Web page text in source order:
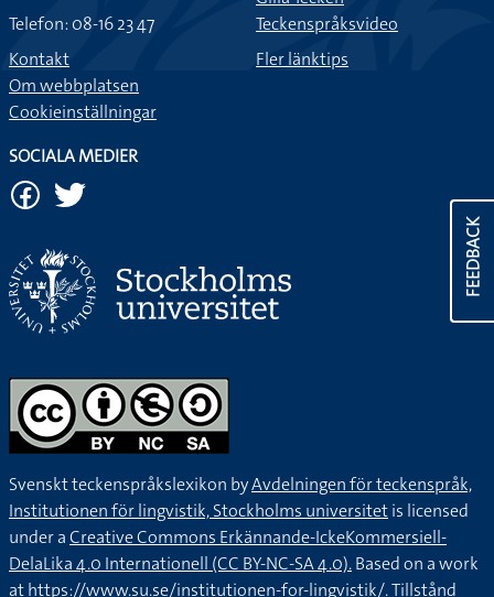
FEEDBACK
Telefon: 08-16 23 47
Kontakt
Om webbplatsen
Cookieinställningar
Teckenspråksvideo
Fler länktips
SOCIALA MEDIER
Svenskt teckenspråkslexikon byAvdelningen för teckenspråk,
Institutionen för lingvistik, Stockholms universitetis licensed
under aCreative Commons Erkännande-IckeKommersiell-
DelaLika 4.0 Internationell (CC BY-NC-SA 4.0).Based on a work
athttps://www.su.se/institutionen-for-lingvistik/. Tillstånd